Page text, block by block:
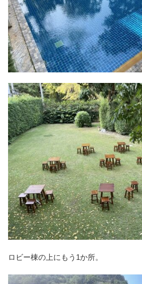
ロビー棟の上にもう1か所。